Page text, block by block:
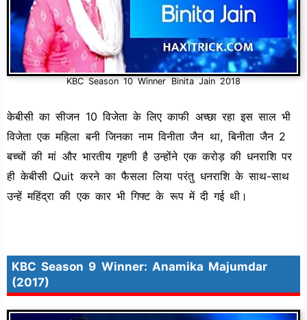
KBC Season 10 Winner Binita Jain 2018
केबीसी का सीजन 10 विजेता के लिए काफी अच्छा रहा इस साल भी
विजेता एक महिला बनी जिनका नाम विनीता जैन था, बिनीता जैन 2
बच्चों की मां और भारतीय गृहणी है उन्होंने एक करोड़ की धनराशि पर
ही केबीसी Quit करने का फैसला लिया परंतु धनराशि के साथ-साथ
उन्हें महिंद्रा की एक कार भी गिफ्ट के रूप में दी गई थी।
KBC Season 9 Winner: Anamika Majumdar
(2017)